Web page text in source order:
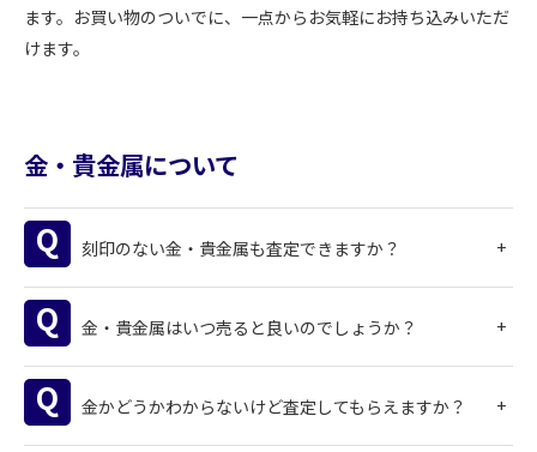
ます。お買い物のついでに、一点からお気軽にお持ち込みいただ
けます。
金・貴金属について
刻印のない金・貴金属も査定できますか？
金・貴金属はいつ売ると良いのでしょうか？
金かどうかわからないけど査定してもらえますか？